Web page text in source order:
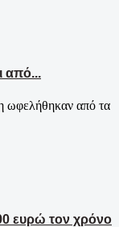
από...
ωφελήθηκαν από τα
ευρώ τον χρόνο